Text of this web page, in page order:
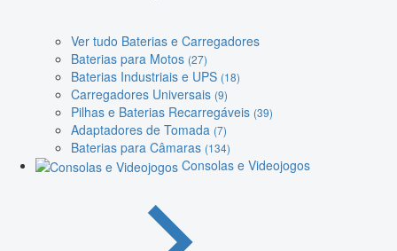
Ver tudo Baterias e Carregadores
Baterias para Motos (27)
Baterias Industriais e UPS (18)
Carregadores Universais (9)
Pilhas e Baterias Recarregáveis (39)
Adaptadores de Tomada (7)
Baterias para Câmaras (134)
Consolas e Videojogos